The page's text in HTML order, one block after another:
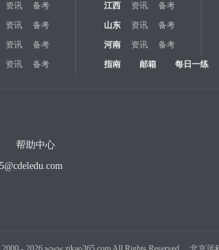
资讯 备考 江西 资讯 备考
资讯 备考 山东 资讯 备考
资讯 备考 河南 资讯 备考
资讯 备考 指南 邮箱 每日一练
帮助中心